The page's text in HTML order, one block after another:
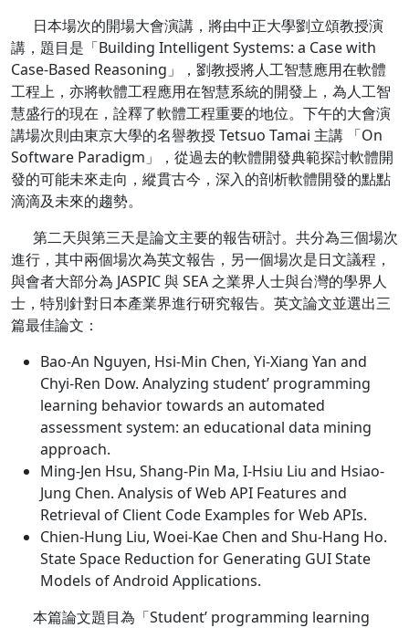
日本場次的開場大會演講，將由中正大學劉立頌教授演
講，題目是「Building Intelligent Systems: a Case with
Case-Based Reasoning」，劉教授將人工智慧應用在軟體
工程上，亦將軟體工程應用在智慧系統的開發上，為人工智
慧盛行的現在，詮釋了軟體工程重要的地位。下午的大會演
講場次則由東京大學的名譽教授 Tetsuo Tamai 主講 「On
Software Paradigm」，從過去的軟體開發典範探討軟體開
發的可能未來走向，縱貫古今，深入的剖析軟體開發的點點
滴滴及未來的趨勢。
第二天與第三天是論文主要的報告研討。共分為三個場次
進行，其中兩個場次為英文報告，另一個場次是日文議程，
與會者大部分為 JASPIC 與 SEA 之業界人士與台灣的學界人
士，特別針對日本產業界進行研究報告。英文論文並選出三
篇最佳論文：
Bao-An Nguyen, Hsi-Min Chen, Yi-Xiang Yan and
Chyi-Ren Dow. Analyzing student’ programming
learning behavior towards an automated
assessment system: an educational data mining
approach.
Ming-Jen Hsu, Shang-Pin Ma, I-Hsiu Liu and Hsiao-
Jung Chen. Analysis of Web API Features and
Retrieval of Client Code Examples for Web APIs.
Chien-Hung Liu, Woei-Kae Chen and Shu-Hang Ho.
State Space Reduction for Generating GUI State
Models of Android Applications.
本篇論文題目為「Student’ programming learning